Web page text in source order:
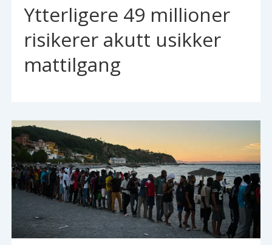
Ytterligere 49 millioner
risikerer akutt usikker
mattilgang